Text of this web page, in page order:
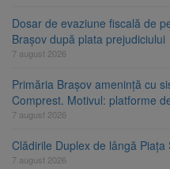
Dosar de evaziune fiscală de
Brașov după plata prejudiciului
7 august 2026
Primăria Brașov amenință cu
Comprest. Motivul: platforme
7 august 2026
Clădirile Duplex de lângă
7 august 2026